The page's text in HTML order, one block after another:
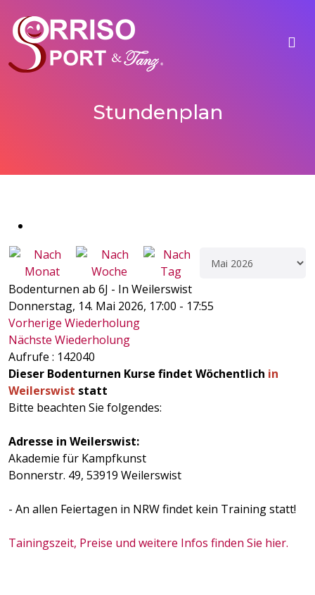
Stundenplan
Bodenturnen ab 6J - In Weilerswist
Donnerstag, 14. Mai 2026, 17:00 - 17:55
Vorherige Wiederholung
Nächste Wiederholung
Aufrufe : 142040
Dieser Bodenturnen Kurse findet Wöchentlich in
Weilerswist statt
Bitte beachten Sie folgendes:
Adresse in Weilerswist:
Akademie für Kampfkunst
Bonnerstr. 49, 53919 Weilerswist
- An allen Feiertagen in NRW findet kein Training statt!
Tainingszeit, Preise und weitere Infos finden Sie hier.